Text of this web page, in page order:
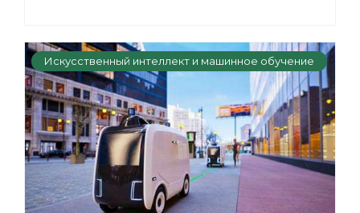
Искусственный интеллект и машинное обучение